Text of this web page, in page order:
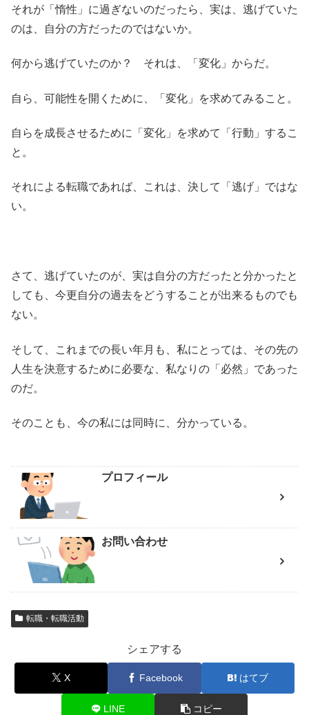
それが「惰性」に過ぎないのだったら、実は、逃げていた
のは、自分の方だったのではないか。
何から逃げていたのか？ それは、「変化」からだ。
自ら、可能性を開くために、「変化」を求めてみること。
自らを成長させるために「変化」を求めて「行動」するこ
と。
それによる転職であれば、これは、決して「逃げ」ではな
い。
さて、逃げていたのが、実は自分の方だったと分かったと
しても、今更自分の過去をどうすることが出来るものでも
ない。
そして、これまでの長い年月も、私にとっては、その先の
人生を決意するために必要な、私なりの「必然」であった
のだ。
そのことも、今の私には同時に、分かっている。
プロフィール
お問い合わせ
転職・転職活動
シェアする
X Facebook はてブ
LINE コピー